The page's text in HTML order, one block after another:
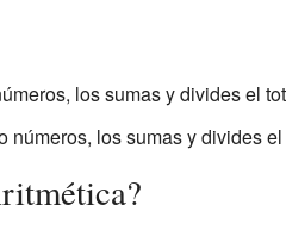
los sumas y divides el
los sumas y divides